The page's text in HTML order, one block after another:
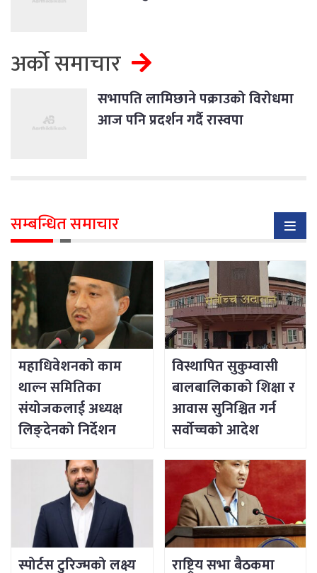
अर्को समाचार
सभापति लामिछाने पक्राउको विरोधमा
आज पनि प्रदर्शन गर्दै रास्वपा
सम्बन्धित समाचार
महाधिवेशनको काम
थाल्न समितिका
संयोजकलाई अध्यक्ष
लिङ्देनको निर्देशन
विस्थापित सुकुम्वासी
बालबालिकाको शिक्षा र
आवास सुनिश्चित गर्न
सर्वोच्चको आदेश
स्पोर्टस टुरिज्मको लक्ष्य राष्ट्रिय सभा बैठकमा